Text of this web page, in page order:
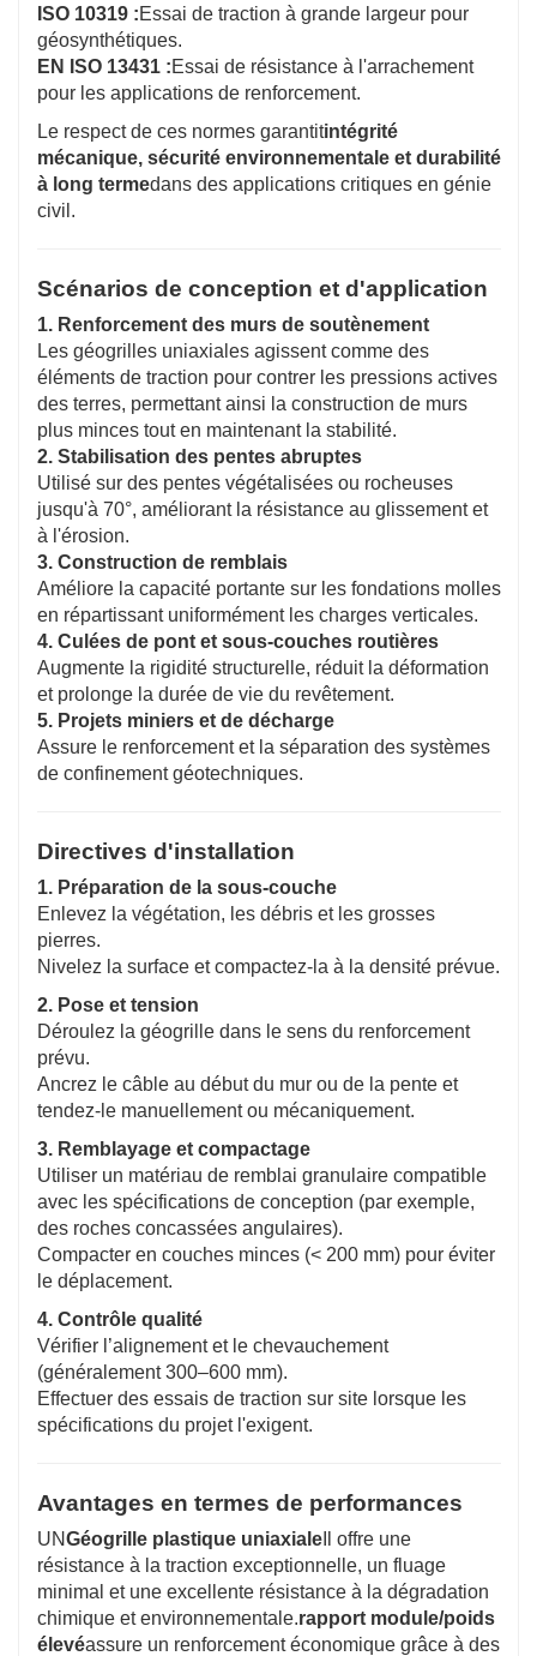
ISO 10319 :Essai de traction à grande largeur pour
géosynthétiques.
EN ISO 13431 :Essai de résistance à l'arrachement
pour les applications de renforcement.
Le respect de ces normes garantitintégrité
mécanique, sécurité environnementale et durabilité
à long termedans des applications critiques en génie
civil.
Scénarios de conception et d'application
1. Renforcement des murs de soutènement
Les géogrilles uniaxiales agissent comme des
éléments de traction pour contrer les pressions actives
des terres, permettant ainsi la construction de murs
plus minces tout en maintenant la stabilité.
2. Stabilisation des pentes abruptes
Utilisé sur des pentes végétalisées ou rocheuses
jusqu'à 70°, améliorant la résistance au glissement et
à l'érosion.
3. Construction de remblais
Améliore la capacité portante sur les fondations molles
en répartissant uniformément les charges verticales.
4. Culées de pont et sous-couches routières
Augmente la rigidité structurelle, réduit la déformation
et prolonge la durée de vie du revêtement.
5. Projets miniers et de décharge
Assure le renforcement et la séparation des systèmes
de confinement géotechniques.
Directives d'installation
1. Préparation de la sous-couche
Enlevez la végétation, les débris et les grosses
pierres.
Nivelez la surface et compactez-la à la densité prévue.
2. Pose et tension
Déroulez la géogrille dans le sens du renforcement
prévu.
Ancrez le câble au début du mur ou de la pente et
tendez-le manuellement ou mécaniquement.
3. Remblayage et compactage
Utiliser un matériau de remblai granulaire compatible
avec les spécifications de conception (par exemple,
des roches concassées angulaires).
Compacter en couches minces (< 200 mm) pour éviter
le déplacement.
4. Contrôle qualité
Vérifier l’alignement et le chevauchement
(généralement 300–600 mm).
Effectuer des essais de traction sur site lorsque les
spécifications du projet l'exigent.
Avantages en termes de performances
UNGéogrille plastique uniaxiale Il offre une
résistance à la traction exceptionnelle, un fluage
minimal et une excellente résistance à la dégradation
chimique et environnementale.rapport module/poids
élevéassure un renforcement économique grâce à des